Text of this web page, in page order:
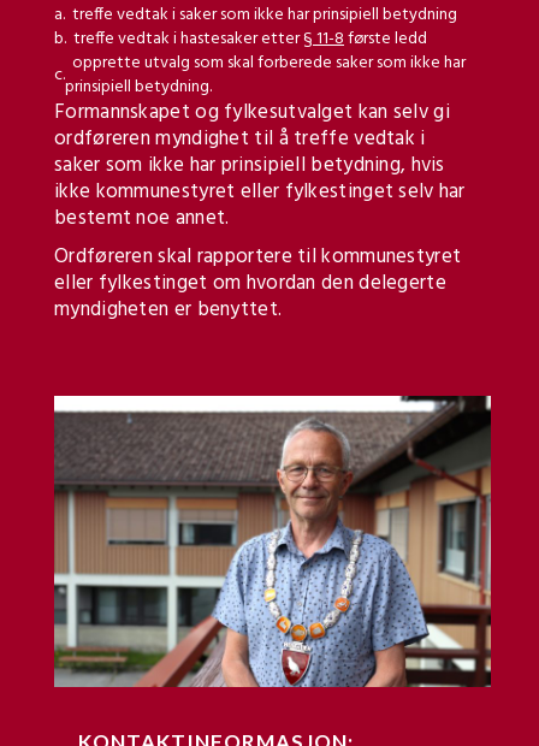
a. treffe vedtak i saker som ikke har prinsipiell betydning
b. treffe vedtak i hastesaker etter§ 11-8første ledd
c. opprette utvalg som skal forberede saker som ikke har
prinsipiell betydning.
Formannskapet og fylkesutvalget kan selv gi
ordføreren myndighet til å treffe vedtak i
saker som ikke har prinsipiell betydning, hvis
ikke kommunestyret eller fylkestinget selv har
bestemt noe annet.
Ordføreren skal rapportere til kommunestyret
eller fylkestinget om hvordan den delegerte
myndigheten er benyttet.